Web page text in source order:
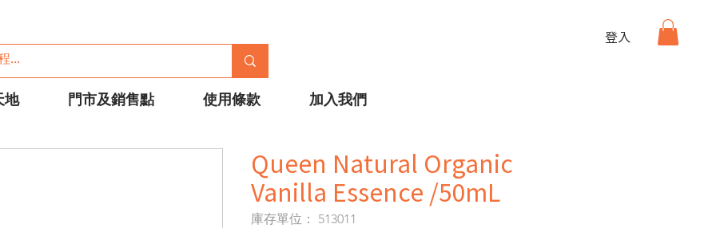
地 門市及銷售點 使用條款 加入我們
登入
Queen Natural Organic
Vanilla Essence /50mL
庫存單位： 513011